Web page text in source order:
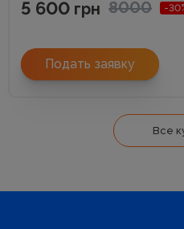
5 600 грн 8000 -
Подать заявку
Все